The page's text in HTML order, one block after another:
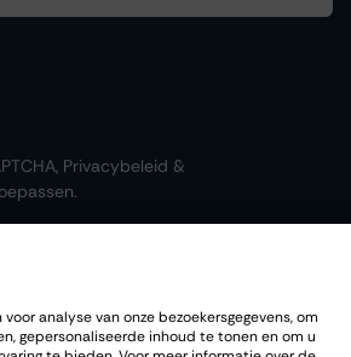
Privacybeleid &
analyse van onze bezoekersgegevens, om
gepersonaliseerde inhoud te tonen en om u